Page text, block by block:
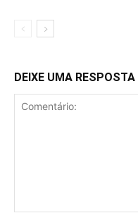
DEIXE UMA RESPOSTA